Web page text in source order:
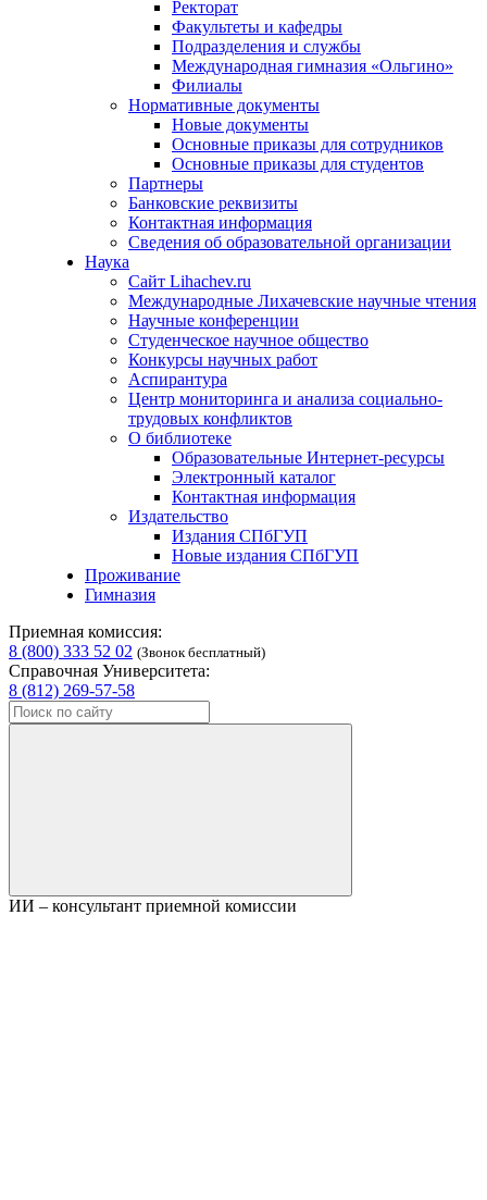
Ректорат
Факультеты и кафедры
Подразделения и службы
Международная гимназия «Ольгино»
Филиалы
Нормативные документы
Новые документы
Основные приказы для сотрудников
Основные приказы для студентов
Партнеры
Банковские реквизиты
Контактная информация
Сведения об образовательной организации
Наука
Сайт Lihachev.ru
Международные Лихачевские научные чтения
Научные конференции
Студенческое научное общество
Конкурсы научных работ
Аспирантура
Центр мониторинга и анализа социально-
трудовых конфликтов
О библиотеке
Образовательные Интернет-ресурсы
Электронный каталог
Контактная информация
Издательство
Издания СПбГУП
Новые издания СПбГУП
Проживание
Гимназия
Приемная комиссия:
8 (800) 333 52 02 (Звонок бесплатный)
Справочная Университета:
8 (812) 269-57-58
ИИ – консультант приемной комиссии